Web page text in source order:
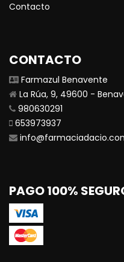
Contacto
CONTACTO
Farmazul Benavente
La Rúa, 9, 49600 -
980630291
653973937
PAGO 100%